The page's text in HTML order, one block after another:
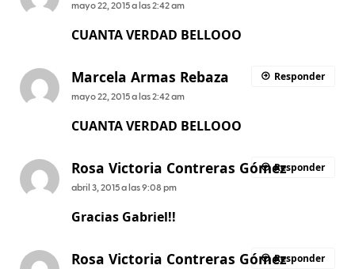
mayo 22, 2015 a las 2:42 am
CUANTA VERDAD BELLOOO
Marcela Armas Rebaza
mayo 22, 2015 a las 2:42 am
CUANTA VERDAD BELLOOO
Responder
Rosa Victoria Contreras Gómez
abril 3, 2015 a las 9:08 pm
Gracias Gabriel!!
Responder
Rosa Victoria Contreras GómezResponder